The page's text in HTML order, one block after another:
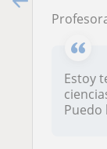
Profesora
Estoy
Puedo